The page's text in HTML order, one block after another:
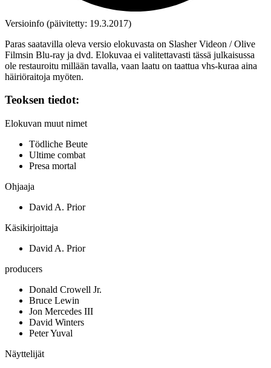
Versioinfo (päivitetty: 19.3.2017)
Paras saatavilla oleva versio elokuvasta on Slasher Videon / Olive
Filmsin Blu‑ray ja dvd. Elokuvaa ei valitettavasti tässä julkaisussa
ole restauroitu millään tavalla, vaan laatu on taattua vhs‑kuraa aina
häiriöraitoja myöten.
Teoksen tiedot:
Elokuvan muut nimet
Tödliche Beute
Ultime combat
Presa mortal
Ohjaaja
David A. Prior
Käsikirjoittaja
David A. Prior
producers
Donald Crowell Jr.
Bruce Lewin
Jon Mercedes III
David Winters
Peter Yuval
Näyttelijät